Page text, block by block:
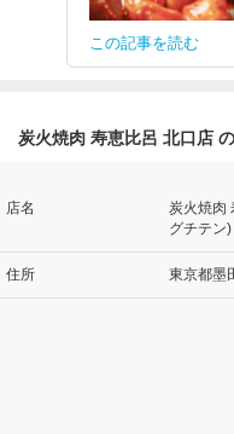
この記事を読む
炭火焼肉 寿恵比呂 北口店
店名
炭火焼肉
グチテン)
住所 東京都墨